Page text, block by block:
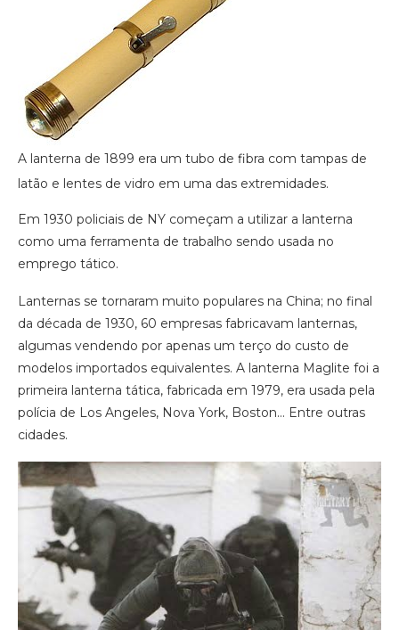
A lanterna de 1899 era um tubo de fibra com tampas de
latão e lentes de vidro em uma das extremidades.
Em 1930 policiais de NY começam a utilizar a lanterna
como uma ferramenta de trabalho sendo usada no
emprego tático.
Lanternas se tornaram muito populares na China; no final
da década de 1930, 60 empresas fabricavam lanternas,
algumas vendendo por apenas um terço do custo de
modelos importados equivalentes. A lanterna Maglite foi a
primeira lanterna tática, fabricada em 1979, era usada pela
polícia de Los Angeles, Nova York, Boston… Entre outras
cidades.